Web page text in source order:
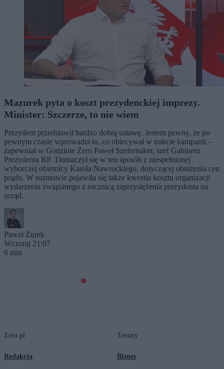
Mazurek pyta o koszt prezydenckiej imprezy.
Minister: Szczerze, to nie wiem
Prezydent przedstawił bardzo dobrą ustawę. Jestem pewny, że po
pewnym czasie wprowadzi to, co obiecywał w trakcie kampanii –
zapewniał w Godzinie Zero Paweł Szefernaker, szef Gabinetu
Prezydenta RP. Tłumaczył się w ten sposób z niespełnionej
wyborczej obietnicy Karola Nawrockiego, dotyczącej obniżenia cen
prądu. W rozmowie pojawiła się także kwestia kosztu organizacji
wydarzenia związanego z rocznicą zaprzysiężenia prezydenta na
urząd.
Paweł Żurek
Wczoraj 21:07
6 min
Zero.pl
Redakcja
Tematy
Biznes